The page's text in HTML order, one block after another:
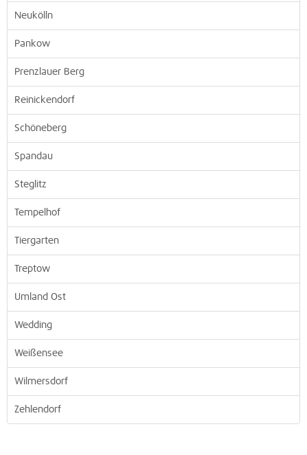
Neukölln
Pankow
Prenzlauer Berg
Reinickendorf
Schöneberg
Spandau
Steglitz
Tempelhof
Tiergarten
Treptow
Umland Ost
Wedding
Weißensee
Wilmersdorf
Zehlendorf